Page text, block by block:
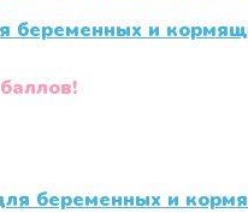
беременных и